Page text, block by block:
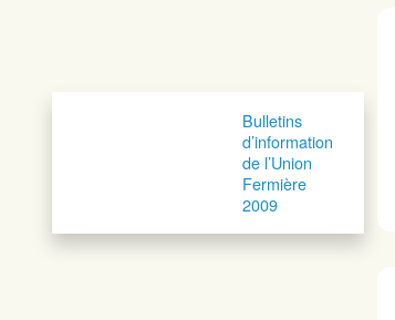
Bulletins
d’information
de l’Union
Fermière
2009